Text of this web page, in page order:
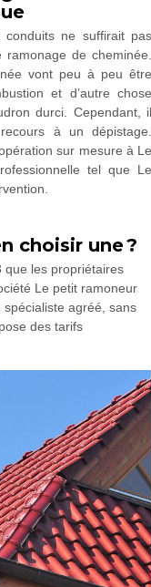
ne suffirait pas
de cheminée.
vont peu à peu être
et d’autre chose
durci. Cependant, il
à un dépistage.
sur mesure à Le
tel que Le
choisir une ?
que les propriétaires
Le petit ramoneur
agréé, sans
des tarifs